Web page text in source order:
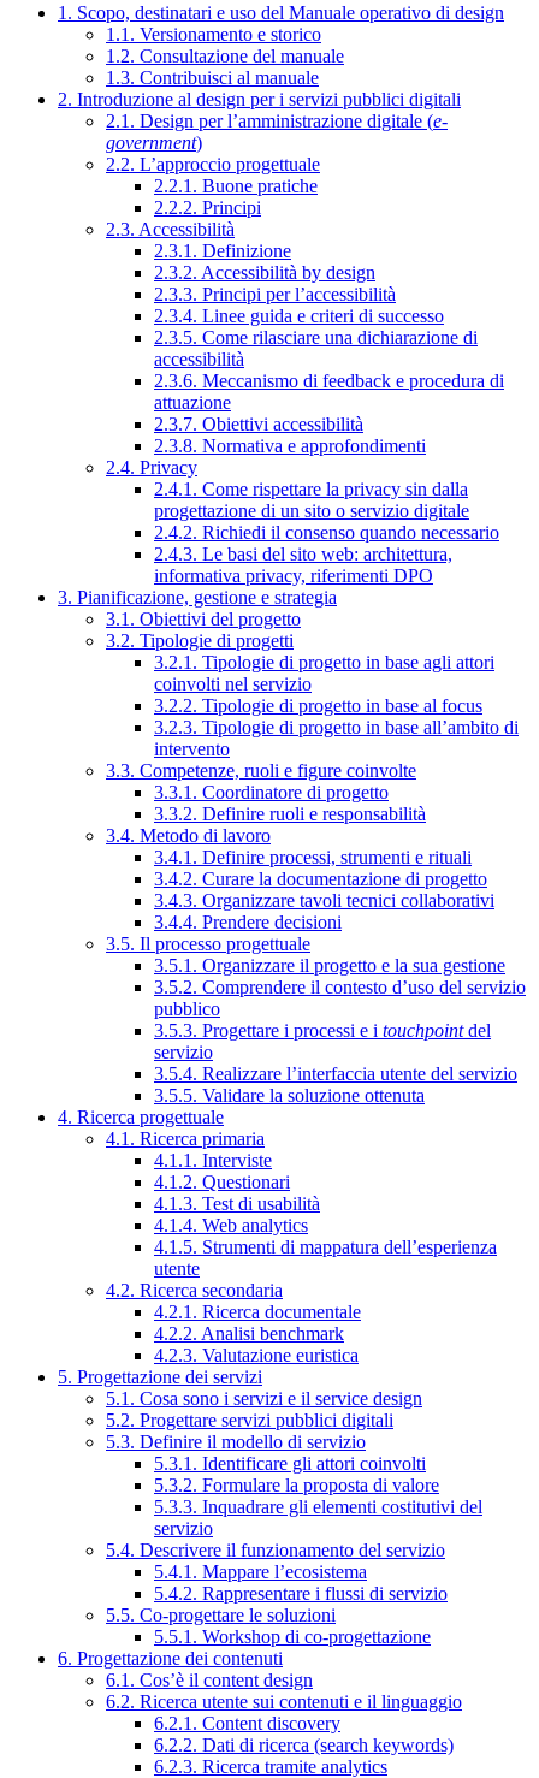
1. Scopo, destinatari e uso del Manuale operativo di design
1.1. Versionamento e storico
1.2. Consultazione del manuale
1.3. Contribuisci al manuale
2. Introduzione al design per i servizi pubblici digitali
2.1. Design per l’amministrazione digitale (e-
government)
2.2. L’approccio progettuale
2.2.1. Buone pratiche
2.2.2. Principi
2.3. Accessibilità
2.3.1. Definizione
2.3.2. Accessibilità by design
2.3.3. Principi per l’accessibilità
2.3.4. Linee guida e criteri di successo
2.3.5. Come rilasciare una dichiarazione di
accessibilità
2.3.6. Meccanismo di feedback e procedura di
attuazione
2.3.7. Obiettivi accessibilità
2.3.8. Normativa e approfondimenti
2.4. Privacy
2.4.1. Come rispettare la privacy sin dalla
progettazione di un sito o servizio digitale
2.4.2. Richiedi il consenso quando necessario
2.4.3. Le basi del sito web: architettura,
informativa privacy, riferimenti DPO
3. Pianificazione, gestione e strategia
3.1. Obiettivi del progetto
3.2. Tipologie di progetti
3.2.1. Tipologie di progetto in base agli attori
coinvolti nel servizio
3.2.2. Tipologie di progetto in base al focus
3.2.3. Tipologie di progetto in base all’ambito di
intervento
3.3. Competenze, ruoli e figure coinvolte
3.3.1. Coordinatore di progetto
3.3.2. Definire ruoli e responsabilità
3.4. Metodo di lavoro
3.4.1. Definire processi, strumenti e rituali
3.4.2. Curare la documentazione di progetto
3.4.3. Organizzare tavoli tecnici collaborativi
3.4.4. Prendere decisioni
3.5. Il processo progettuale
3.5.1. Organizzare il progetto e la sua gestione
3.5.2. Comprendere il contesto d’uso del servizio
pubblico
3.5.3. Progettare i processi e i touchpointdel
servizio
3.5.4. Realizzare l’interfaccia utente del servizio
3.5.5. Validare la soluzione ottenuta
4. Ricerca progettuale
4.1. Ricerca primaria
4.1.1. Interviste
4.1.2. Questionari
4.1.3. Test di usabilità
4.1.4. Web analytics
4.1.5. Strumenti di mappatura dell’esperienza
utente
4.2. Ricerca secondaria
4.2.1. Ricerca documentale
4.2.2. Analisi benchmark
4.2.3. Valutazione euristica
5. Progettazione dei servizi
5.1. Cosa sono i servizi e il service design
5.2. Progettare servizi pubblici digitali
5.3. Definire il modello di servizio
5.3.1. Identificare gli attori coinvolti
5.3.2. Formulare la proposta di valore
5.3.3. Inquadrare gli elementi costitutivi del
servizio
5.4. Descrivere il funzionamento del servizio
5.4.1. Mappare l’ecosistema
5.4.2. Rappresentare i flussi di servizio
5.5. Co-progettare le soluzioni
5.5.1. Workshop di co-progettazione
6. Progettazione dei contenuti
6.1. Cos’è il content design
6.2. Ricerca utente sui contenuti e il linguaggio
6.2.1. Content discovery
6.2.2. Dati di ricerca (search keywords)
6.2.3. Ricerca tramite analytics